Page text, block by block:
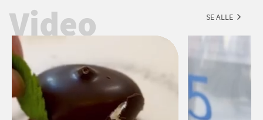
opvaskebørster skal sorteres
Video SE ALLE